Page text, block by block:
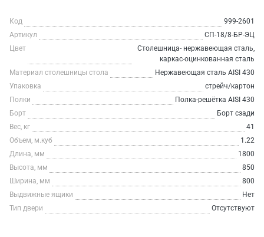
Код
999-2601
Артикул
СП-18/8-БР-ЭЦ
Цвет
Столешница- нержавеющая сталь,
каркас-оцинкованная сталь
Материал столешницы стола
Нержавеющая сталь AISI 430
Упаковка
стрейч/картон
Полки
Полка-решётка AISI 430
Борт
Борт сзади
Вес, кг
41
Объем, м.куб
1.22
Длина, мм
1800
Высота, мм
850
Ширина, мм
800
Выдвижные ящики
Нет
Тип двери
Отсутствуют